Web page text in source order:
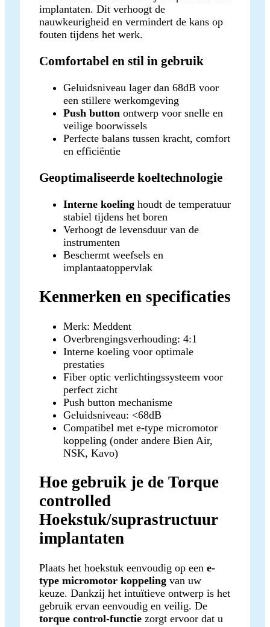
implantaten. Dit verhoogt de
nauwkeurigheid en vermindert de kans op
fouten tijdens het werk.
Comfortabel en stil in gebruik
Geluidsniveau lager dan 68dB voor
een stillere werkomgeving
Push button ontwerp voor snelle en
veilige boorwissels
Perfecte balans tussen kracht, comfort
en efficiëntie
Geoptimaliseerde koeltechnologie
Interne koeling houdt de temperatuur
stabiel tijdens het boren
Verhoogt de levensduur van de
instrumenten
Beschermt weefsels en
implantaatoppervlak
Kenmerken en specificaties
Merk: Meddent
Overbrengingsverhouding: 4:1
Interne koeling voor optimale
prestaties
Fiber optic verlichtingssysteem voor
perfect zicht
Push button mechanisme
Geluidsniveau: <68dB
Compatibel met e-type micromotor
koppeling (onder andere Bien Air,
NSK, Kavo)
Hoe gebruik je de Torque
controlled
Hoekstuk/suprastructuur
implantaten
Plaats het hoekstuk eenvoudig op een e-
type micromotor koppeling van uw
keuze. Dankzij het intuïtieve ontwerp is het
gebruik ervan eenvoudig en veilig. De
torque control-functie zorgt ervoor dat u